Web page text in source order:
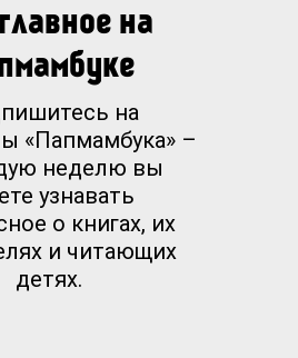
на
на
«Папмамбука» –
неделю вы
узнавать
о книгах, их
и читающих
детях.